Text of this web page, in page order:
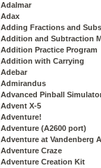
Adalmar
Adax
Adding Fractions and
Addition and Subtraction
Addition Practice Program
Addition with Carrying
Adebar
Admirandus
Advanced Pinball
Advent X-5
Adventure!
Adventure (A2600 port)
Adventure at Vandenberg
Adventure Craze
Adventure Creation Kit